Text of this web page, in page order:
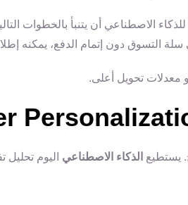
التسوق دون إتمام الدفع، يمكنه
معدلات تحويل أعلى.
يستطيع الذكاء الاصطناعي اليوم